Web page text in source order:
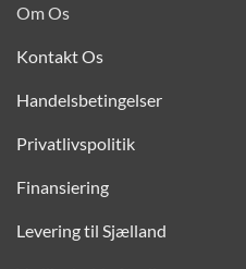
Om Os
Kontakt Os
Handelsbetingelser
Privatlivspolitik
Finansiering
Levering til Sjælland